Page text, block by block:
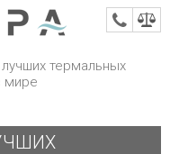
термальных
мире